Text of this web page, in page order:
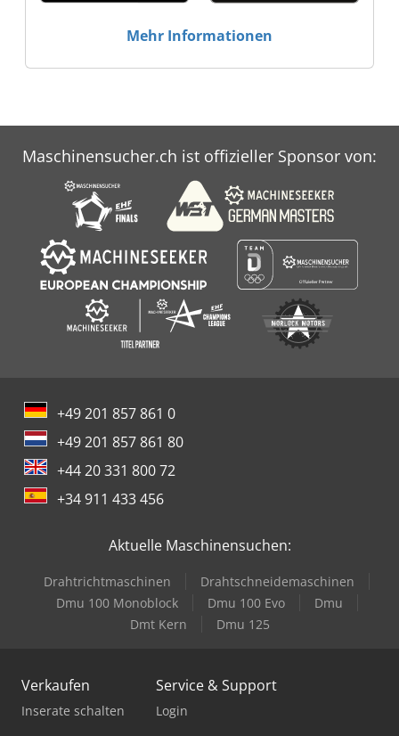
Mehr Informationen
Maschinensucher.ch ist offizieller Sponsor von:
+49 201 857 861 0
+49 201 857 861 80
+44 20 331 800 72
+34 911 433 456
Aktuelle Maschinensuchen:
Drahtrichtmaschinen
Drahtschneidemaschinen
Dmu 100 Monoblock
Dmu 100 Evo
Dmu
Dmt Kern
Dmu 125
Verkaufen
Inserate schalten
Service & Support
Login